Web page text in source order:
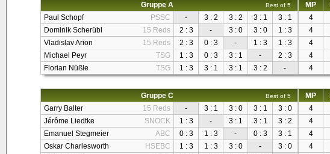
Gruppe A Best of 5 MP
Paul Schopf
PSSC - 3 : 2 3 : 2 3 : 1 3 : 1 4
Dominik Scherübl
15 Reds 2 : 3 - 3 : 0 3 : 0 1 : 3 4
Vladislav Arion
15 Reds 2 : 3 0 : 3 - 1 : 3 1 : 3 4
Michael Peyr
TSG 1 : 3 0 : 3 3 : 1 - 2 : 3 4
Florian Nüßle
TSG 1 : 3 3 : 1 3 : 1 3 : 2 - 4
Gruppe C Best of 5 MP
Garry Balter
15 Reds - 3 : 1 3 : 0 3 : 1 3 : 0 4
Jérôme Liedtke
SNOCK 1 : 3 - 3 : 1 3 : 1 3 : 2 4
Emanuel Stegmeier
ABC 0 : 3 1 : 3 - 0 : 3 3 : 1 4
Oskar Charlesworth
HSEBC 1 : 3 1 : 3 3 : 0 - 3 : 0 4